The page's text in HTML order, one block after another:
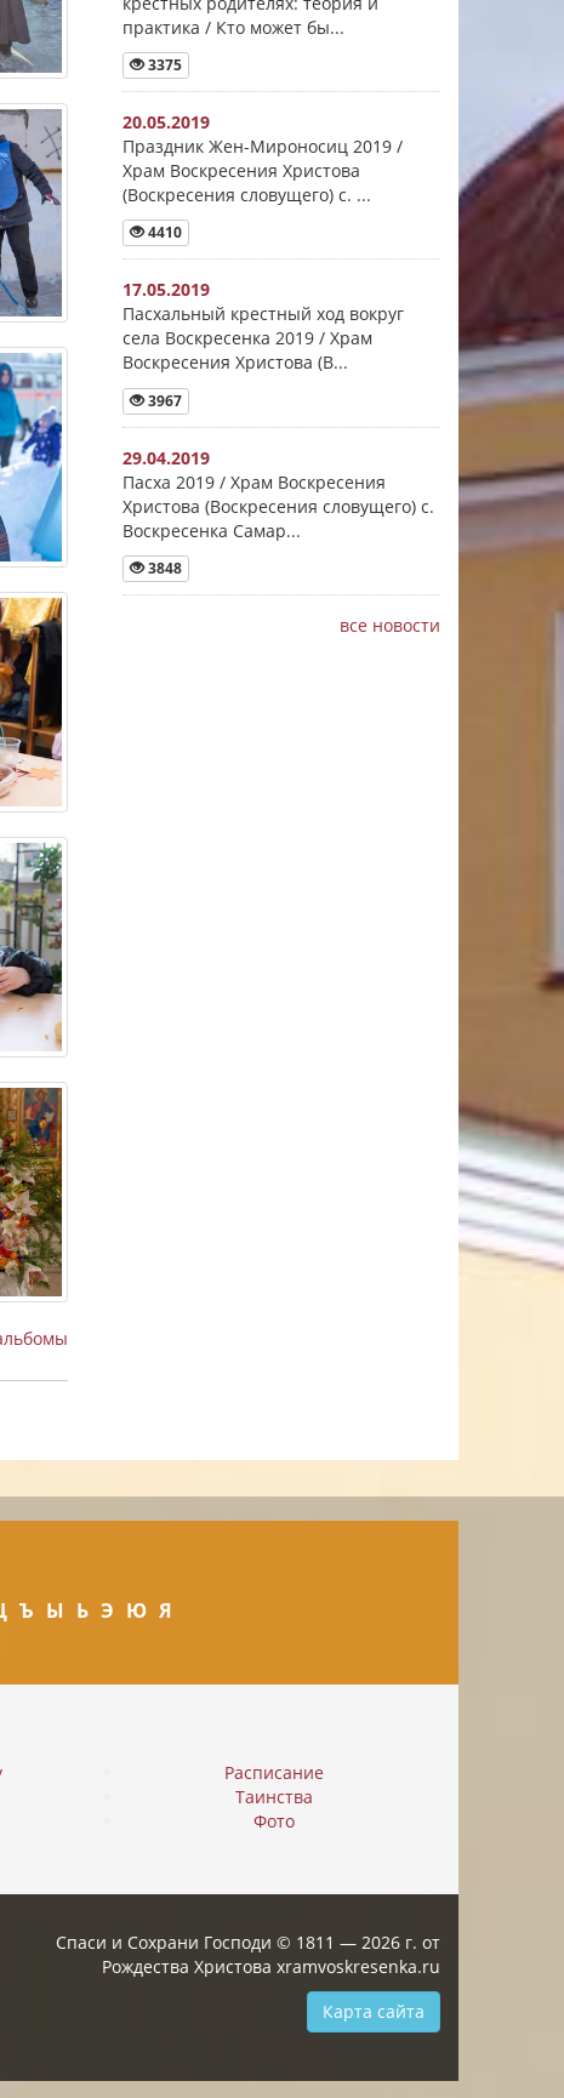
практика / Кто может бы...
3375
20.05.2019
Праздник Жен-Мироносиц 2019 /
Храм Воскресения Христова
(Воскресения словущего) с. ...
4410
17.05.2019
Пасхальный крестный ход вокруг
села Воскресенка 2019 / Храм
Воскресения Христова (В...
3967
29.04.2019
Пасха 2019 / Храм Воскресения
Христова (Воскресения словущего) с.
Воскресенка Самар...
3848
все новости
Ъ Ы Ь Э Ю Я
Расписание
Таинства
Фото
Спаси и Сохрани Господи © 1811 — 2026 г. от
Рождества Христова xramvoskresenka.ru
Карта сайта